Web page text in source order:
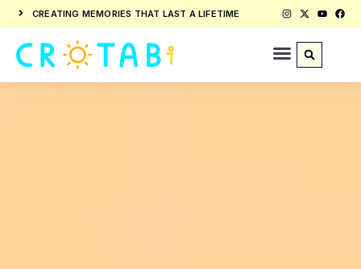
CREATING MEMORIES THAT LAST A LIFETIME